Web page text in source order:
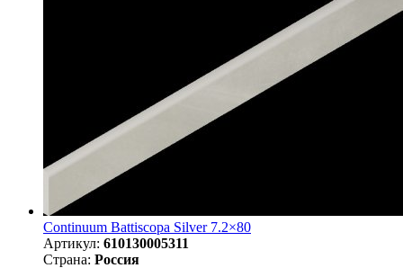
Continuum Battiscopa Silver 7.2×80
Артикул: 610130005311
Страна: Россия